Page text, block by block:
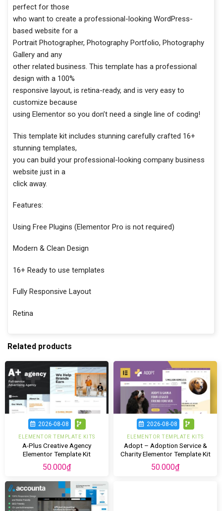
perfect for those
who want to create a professional-looking WordPress-
based website for a
Portrait Photographer, Photography Portfolio, Photography
Gallery and any
other related business. This template has a professional
design with a 100%
responsive layout, is retina-ready, and is very easy to
customize because
using Elementor so you don’t need a single line of coding!
This template kit includes stunning carefully crafted 16+
stunning templates,
you can build your professional-looking company business
website just in a
click away.
Features:
Using Free Plugins (Elementor Pro is not required)
Modern & Clean Design
16+ Ready to use templates
Fully Responsive Layout
Retina
Related products
2026-08-08
ELEMENTOR TEMPLATE KITS
A-Plus Creative Agency
Elementor Template Kit
50.000₫
2026-08-08
ELEMENTOR TEMPLATE KITS
Adopt – Adoption Service &
Charity Elementor Template Kit
50.000₫